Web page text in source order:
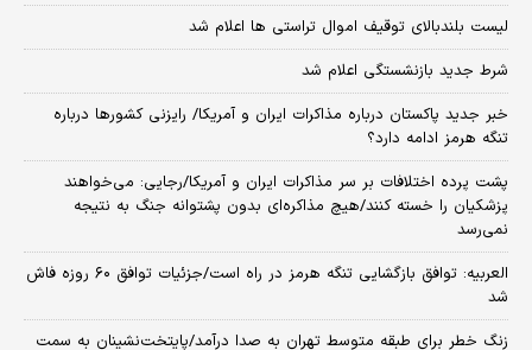
لیست بلندبالای توقیف اموال تراستی ها اعلام شد
شرط جدید بازنشستگی اعلام شد
خبر جدید پاکستان درباره مذاکرات ایران و آمریکا/ رایزنی کشورها درباره
تنگه هرمز ادامه دارد؟
پشت پرده اختلافات بر سر مذاکرات ایران و آمریکا/رجایی: می‌خواهند
پزشکیان را خسته کنند/هیچ مذاکره‌ای بدون پشتوانه جنگ به نتیجه
نمی‌رسد
العربیه: توافق بازگشایی تنگه هرمز در راه است/جزئیات توافق ۶۰ روزه فاش
شد
زنگ خطر برای طبقه متوسط تهران به صدا درآمد/پایتخت‌نشینان به سمت